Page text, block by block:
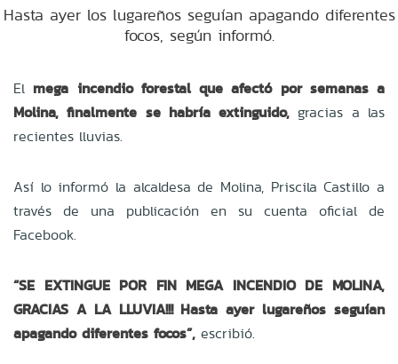
Hasta ayer los lugareños seguían apagando diferentes
focos, según informó.
El mega incendio forestal que afectó por semanas a
Molina, finalmente se habría extinguido, gracias a las
recientes lluvias.
Así lo informó la alcaldesa de Molina, Priscila Castillo a
través de una publicación en su cuenta oficial de
Facebook.
“SE EXTINGUE POR FIN MEGA INCENDIO DE MOLINA,
GRACIAS A LA LLUVIA!!! Hasta ayer lugareños seguían
apagando diferentes focos”, escribió.